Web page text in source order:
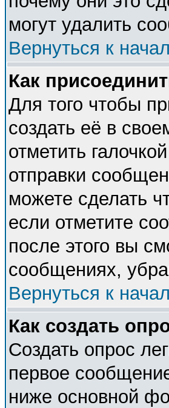
могут удалить
Вернуться к
Как
Для того чтобы
создать её в
отметить
отправки
можете сделать
если отметите
после этого вы
сообщениях,
Вернуться к
Как создать
Создать опрос
первое
ниже основной